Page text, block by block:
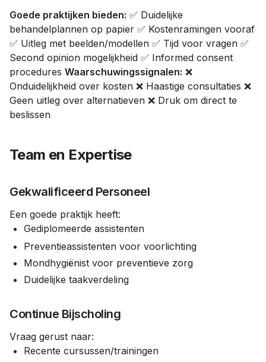
Goede praktijken bieden: ✅ Duidelijke
behandelplannen op papier ✅ Kostenramingen vooraf
✅ Uitleg met beelden/modellen ✅ Tijd voor vragen ✅
Second opinion mogelijkheid ✅ Informed consent
procedures Waarschuwingssignalen: ❌
Onduidelijkheid over kosten ❌ Haastige consultaties ❌
Geen uitleg over alternatieven ❌ Druk om direct te
beslissen
Team en Expertise
Gekwalificeerd Personeel
Een goede praktijk heeft:
Gediplomeerde assistenten
Preventieassistenten voor voorlichting
Mondhygiënist voor preventieve zorg
Duidelijke taakverdeling
Continue Bijscholing
Vraag gerust naar:
Recente cursussen/trainingen